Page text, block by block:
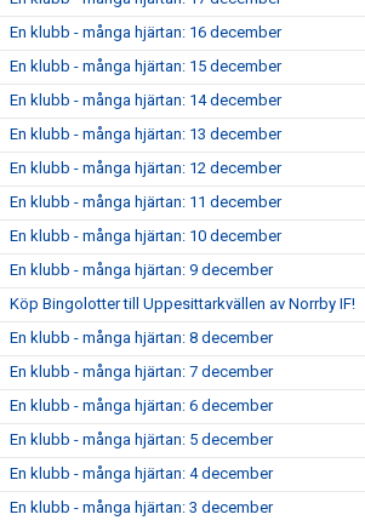
En klubb - många hjärtan: 16 december
En klubb - många hjärtan: 15 december
En klubb - många hjärtan: 14 december
En klubb - många hjärtan: 13 december
En klubb - många hjärtan: 12 december
En klubb - många hjärtan: 11 december
En klubb - många hjärtan: 10 december
En klubb - många hjärtan: 9 december
Köp Bingolotter till Uppesittarkvällen av Norrby IF!
En klubb - många hjärtan: 8 december
En klubb - många hjärtan: 7 december
En klubb - många hjärtan: 6 december
En klubb - många hjärtan: 5 december
En klubb - många hjärtan: 4 december
En klubb - många hjärtan: 3 december